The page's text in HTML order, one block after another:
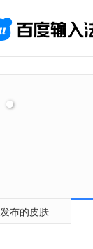
发布的皮肤